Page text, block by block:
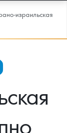
израильская